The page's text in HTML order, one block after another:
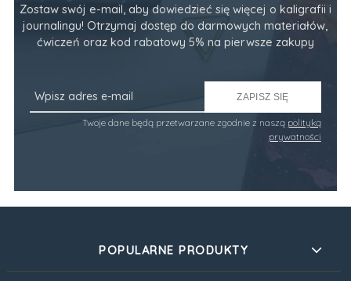
Zostaw swój e-mail, aby dowiedzieć się więcej o kaligrafii i
journalingu! Otrzymaj dostęp do darmowych materiałów,
ćwiczeń oraz kod rabatowy 5% na pierwsze zakupy
ZAPISZ SIĘ
Twoje dane będą przetwarzane zgodnie z naszą polityką
prywatności
POPULARNE PRODUKTY